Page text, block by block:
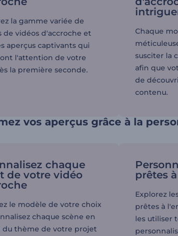
la gamme variée de
de vidéos d'accroche et
aperçus captivants qui
l'attention de votre
la première seconde.
Chaque
susciter la
afin que
de
contenu.
vos aperçus grâce à la
chaque
de votre vidéo
le modèle de votre choix
chaque scène en
du thème de votre projet
prêtes
Explorez
prêtes à
les utiliser